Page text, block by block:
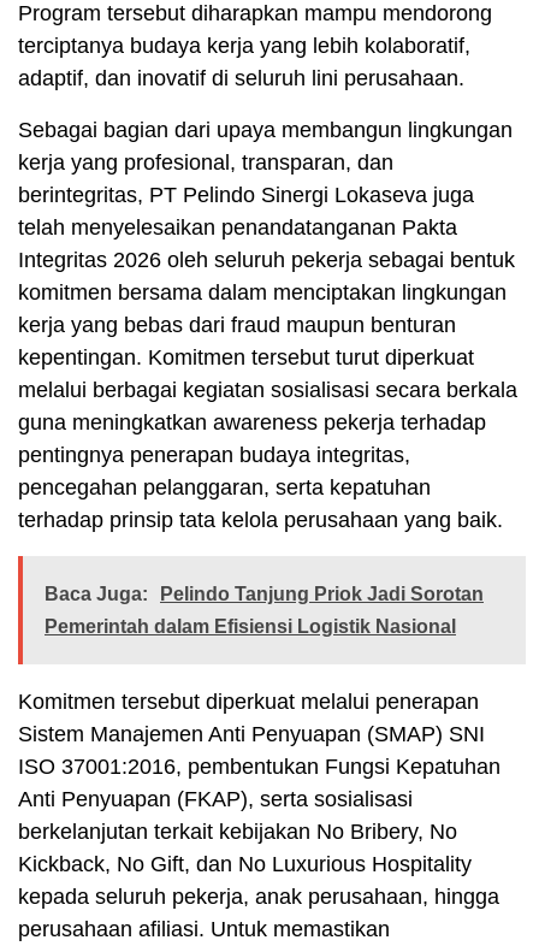
Program tersebut diharapkan mampu mendorong
terciptanya budaya kerja yang lebih kolaboratif,
adaptif, dan inovatif di seluruh lini perusahaan.
Sebagai bagian dari upaya membangun lingkungan
kerja yang profesional, transparan, dan
berintegritas, PT Pelindo Sinergi Lokaseva juga
telah menyelesaikan penandatanganan Pakta
Integritas 2026 oleh seluruh pekerja sebagai bentuk
komitmen bersama dalam menciptakan lingkungan
kerja yang bebas dari fraud maupun benturan
kepentingan. Komitmen tersebut turut diperkuat
melalui berbagai kegiatan sosialisasi secara berkala
guna meningkatkan awareness pekerja terhadap
pentingnya penerapan budaya integritas,
pencegahan pelanggaran, serta kepatuhan
terhadap prinsip tata kelola perusahaan yang baik.
Baca Juga:
Pelindo Tanjung Priok Jadi Sorotan
Pemerintah dalam Efisiensi Logistik Nasional
Komitmen tersebut diperkuat melalui penerapan
Sistem Manajemen Anti Penyuapan (SMAP) SNI
ISO 37001:2016, pembentukan Fungsi Kepatuhan
Anti Penyuapan (FKAP), serta sosialisasi
berkelanjutan terkait kebijakan No Bribery, No
Kickback, No Gift, dan No Luxurious Hospitality
kepada seluruh pekerja, anak perusahaan, hingga
perusahaan afiliasi. Untuk memastikan